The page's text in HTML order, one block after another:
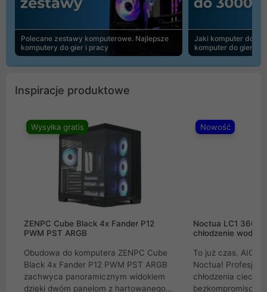
Polecane zestawy komputerowe. Najlepsze
komputery do gier i pracy
Jaki komputer do
komputer do gier |
Inspiracje produktowe
Wysyłka gratis
ZENPC Cube Black 4x Fander P12
PWM PST ARGB
Obudowa do komputera ZENPC Cube
Black 4x Fander P12 PWM PST ARGB
zachwyca panoramicznym widokiem
dzięki dwóm panelom z hartowanego
Nowość
Noctua LC1
chłodzenie wodne
To już czas. AIO
Noctua!
chłodzenia cieczą